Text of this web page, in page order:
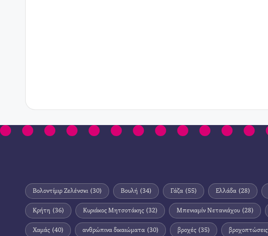
Βολοντίμιρ Ζελένσκι (30) Βουλή (34) Γάζα (55) Ελλάδα (28)
Κρήτη (36) Κυριάκος Μητσοτάκης (32) Μπενιαμίν Νετανιάχου (28)
Χαμάς (40) ανθρώπινα δικαιώματα (30) βροχές (35) βροχοπτώσεις